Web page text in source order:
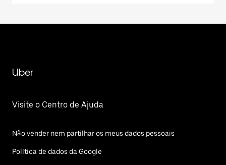
Uber
Visite o Centro de Ajuda
Não vender nem partilhar os meus dados pessoais
Política de dados da Google